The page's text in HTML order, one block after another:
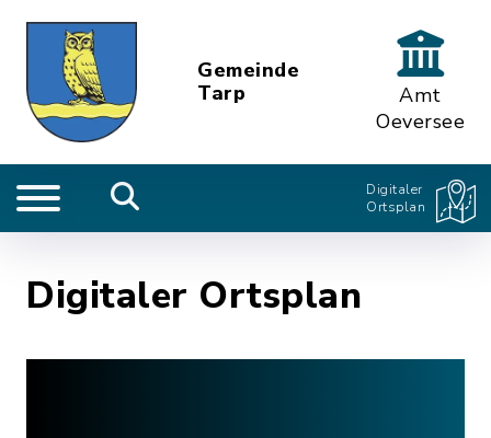
Gemeinde
Tarp
Amt
Oeversee
Digitaler
Ortsplan
Digitaler Ortsplan